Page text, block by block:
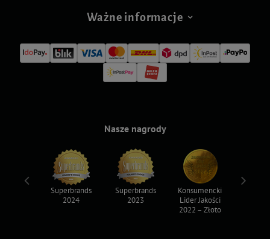
Ważne informacje
Nasze nagrody
Superbrands
2024
Superbrands
2023
Konsumencki
Lider Jakości
2022 – Złoto